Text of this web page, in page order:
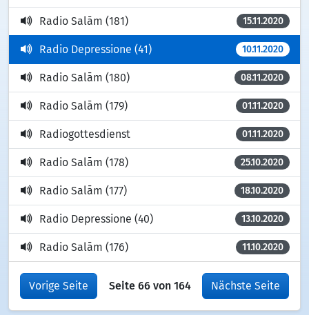
Radio Salām (181) 15.11.2020
Radio Depressione (41) 10.11.2020
Radio Salām (180) 08.11.2020
Radio Salām (179) 01.11.2020
Radiogottesdienst 01.11.2020
Radio Salām (178) 25.10.2020
Radio Salām (177) 18.10.2020
Radio Depressione (40) 13.10.2020
Radio Salām (176) 11.10.2020
Vorige Seite Seite 66 von 164 Nächste Seite